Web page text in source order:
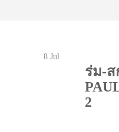
8 Jul
ร่ม-ส
2